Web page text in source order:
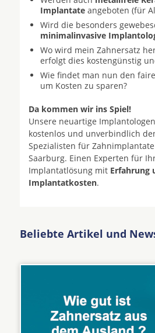
Implantate angeboten (für
Wird die besonders
minimalinvasive
Wo wird mein Zahnersatz
erfolgt dies kostengünstig
Wie findet man nun den
um Kosten zu sparen?
Da kommen wir ins Spiel!
Unsere neuartige
kostenlos und unverbindlich
Spezialisten für
Saarburg. Einen Experten für
Implantatlösung mit Erfahrung
Implantatkosten.
Beliebte Artikel und